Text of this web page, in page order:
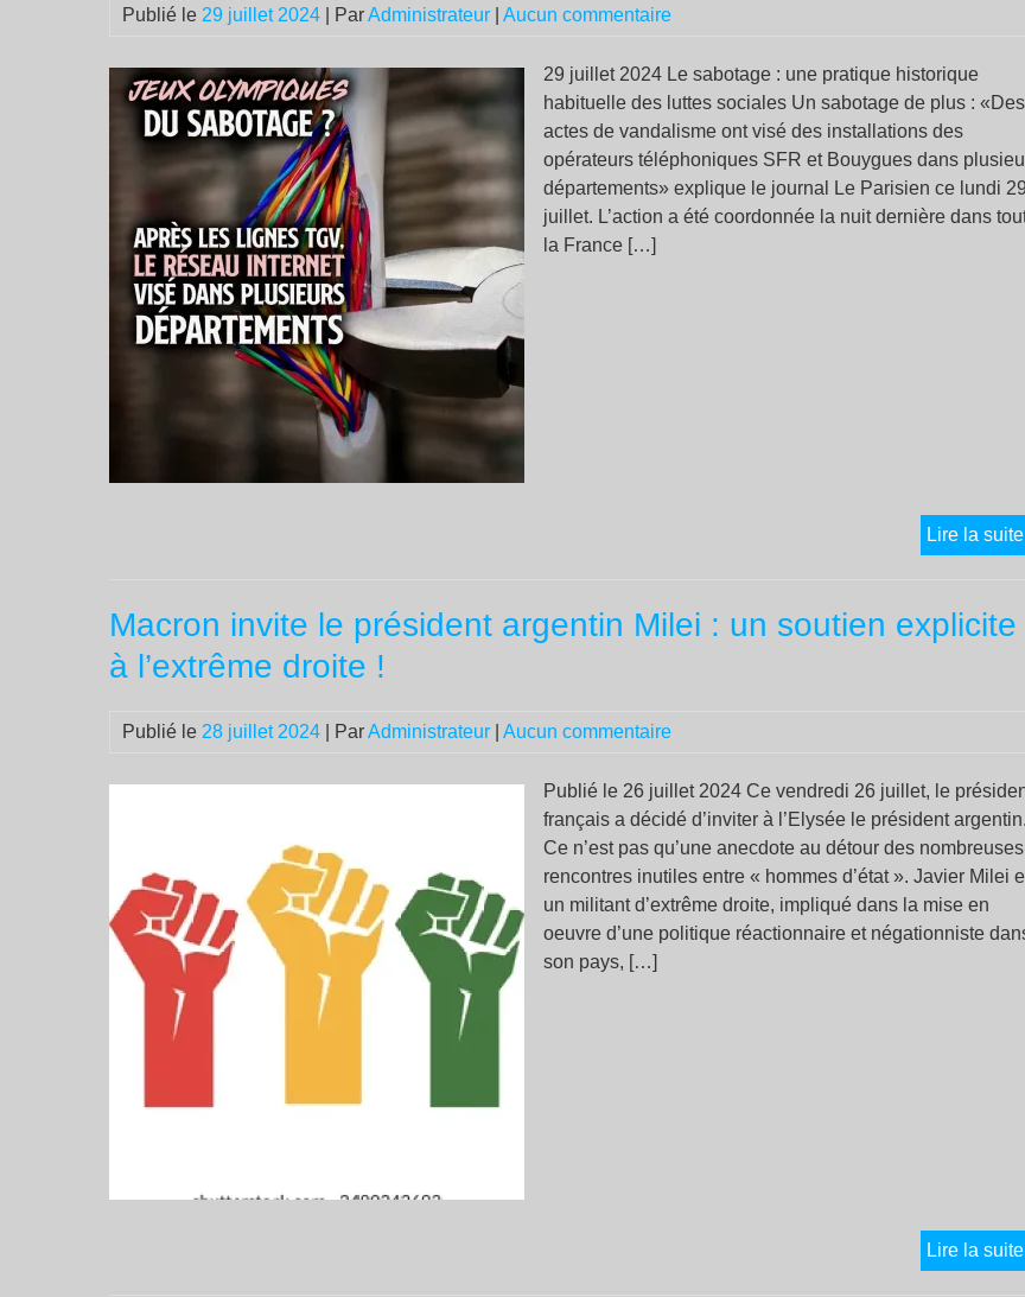
Publié le 29 juillet 2024 | ParAdministrateur Aucun commentaire
29 juillet 2024 Le sabotage : une pratique historique
habituelle des luttes sociales Un sabotage de plus : «Des
actes de vandalisme ont visé des installations des
opérateurs téléphoniques SFR et Bouygues dans
départements» explique le journal Le Parisien ce lundi 29
juillet. L’action a été coordonnée la nuit dernière dans
la France […]
Lire la
Macron invite le président argentin Milei : un soutien explicite
à l’extrême droite !
Publié le 28 juillet 2024 | ParAdministrateur Aucun commentaire
Publié le 26 juillet 2024 Ce vendredi 26 juillet, le
français a décidé d’inviter à l’Elysée le président argentin.
Ce n’est pas qu’une anecdote au détour des nombreuses
rencontres inutiles entre « hommes d’état ». Javier Milei
un militant d’extrême droite, impliqué dans la mise en
oeuvre d’une politique réactionnaire et négationniste
son pays, […]
Lire la